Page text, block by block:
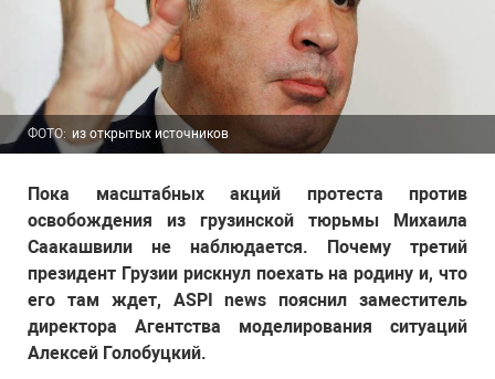
ФОТО: из открытых источников
Пока масштабных акций протеста против
освобождения из грузинской тюрьмы Михаила
Саакашвили не наблюдается. Почему третий
президент Грузии рискнул поехать на родину и, что
его там ждет, ASPI news пояснил заместитель
директора Агентства моделирования ситуаций
Алексей Голобуцкий.